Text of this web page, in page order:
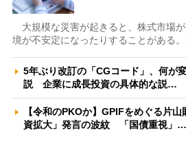
大規模な災害が起きると、株式市場
境が不安定になったりすることがある
5年ぶり改訂の「CGコード」、何が
説 企業に成長投資の具体的な説…
【令和のPKOか】GPIFをめぐる片
資拡大」発言の波紋 「国債重視」…